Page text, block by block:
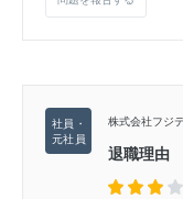
株式会社フジ
退職理由